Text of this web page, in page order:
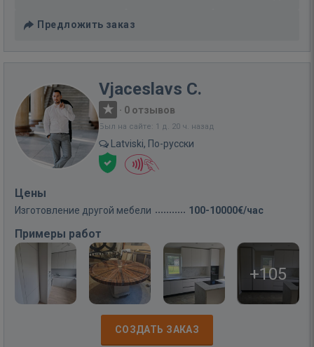
Предложить заказ
Vjaceslavs C.
· 0 отзывов
Был на сайте: 1 д. 20 ч. назад
Latviski, По-русски
Цены
Изготовление другой мебели 100-10000€/час
Примеры работ
+105
СОЗДАТЬ ЗАКАЗ